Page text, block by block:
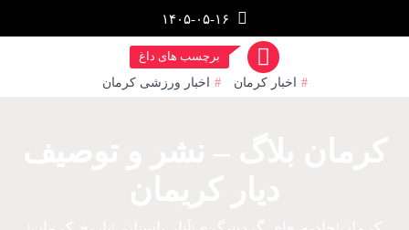
برچسب های داغ
اخبار کرمان اخبار ورزشی کرمان